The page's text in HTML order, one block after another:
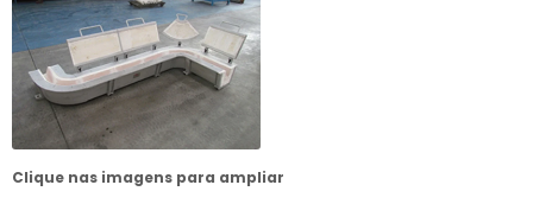
Clique nas imagens para ampliar